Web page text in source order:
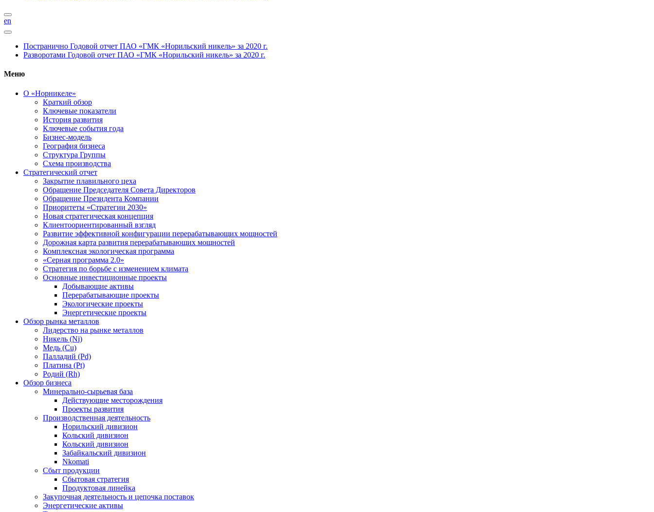
en
Постранично Годовой отчет ПАО «ГМК «Норильский никель» за 2020 г.
Разворотами Годовой отчет ПАО «ГМК «Норильский никель» за 2020 г.
Меню
О «Норникеле»
Краткий обзор
Ключевые показатели
История развития
Ключевые события года
Бизнес-модель
География бизнеса
Структура Группы
Схема производства
Стратегический отчет
Закрытие плавильного цеха
Обращение Председателя Совета Директоров
Обращение Президента Компании
Приоритеты «Стратегии 2030»
Новая стратегическая концепция
Клиентоориентированный взгляд
Развитие эффективной конфигурации перерабатывающих мощностей
Дорожная карта развития перерабатывающих мощностей
Комплексная экологическая программа
«Серная программа 2.0»
Стратегия по борьбе с изменением климата
Основные инвестиционные проекты
Добывающие активы
Перерабатывающие проекты
Экологические проекты
Энергетические проекты
Обзор рынка металлов
Лидерство на рынке металлов
Никель (Ni)
Медь (Cu)
Палладий (Pd)
Платина (Pt)
Родий (Rh)
Обзор бизнеса
Минерально-сырьевая база
Действующие месторождения
Проекты развития
Производственная деятельность
Норильский дивизион
Кольский дивизион
Кольский дивизион
Забайкальский дивизион
Nkomati
Сбыт продукции
Сбытовая стратегия
Продуктовая линейка
Закупочная деятельность и цепочка поставок
Энергетические активы